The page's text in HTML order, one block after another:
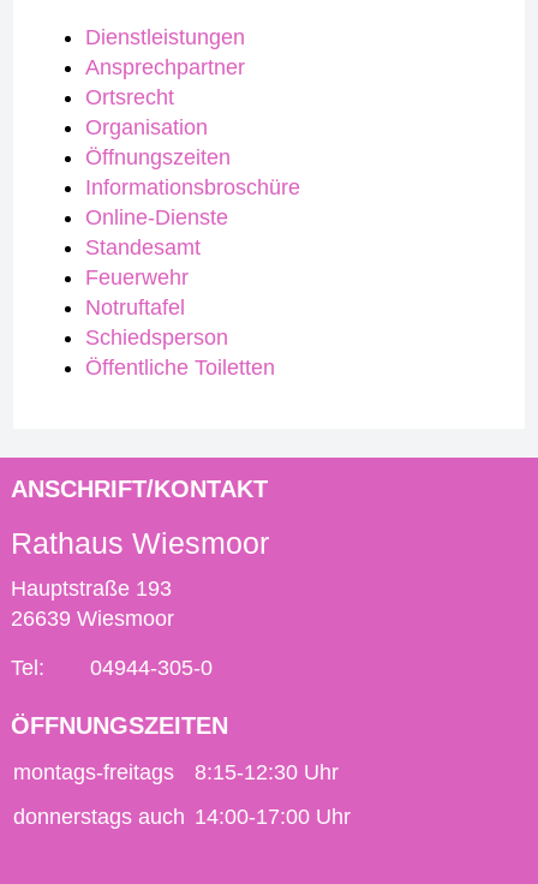
Dienstleistungen
Ansprechpartner
Ortsrecht
Organisation
Öffnungszeiten
Informationsbroschüre
Online-Dienste
Standesamt
Feuerwehr
Notruftafel
Schiedsperson
Öffentliche Toiletten
ANSCHRIFT/KONTAKT
Rathaus Wiesmoor
Hauptstraße 193
26639 Wiesmoor
Tel: 04944-305-0
ÖFFNUNGSZEITEN
montags-freitags
8:15-12:30 Uhr
donnerstags auch 14:00-17:00 Uhr